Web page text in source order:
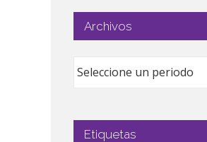
Archivos
Etiquetas